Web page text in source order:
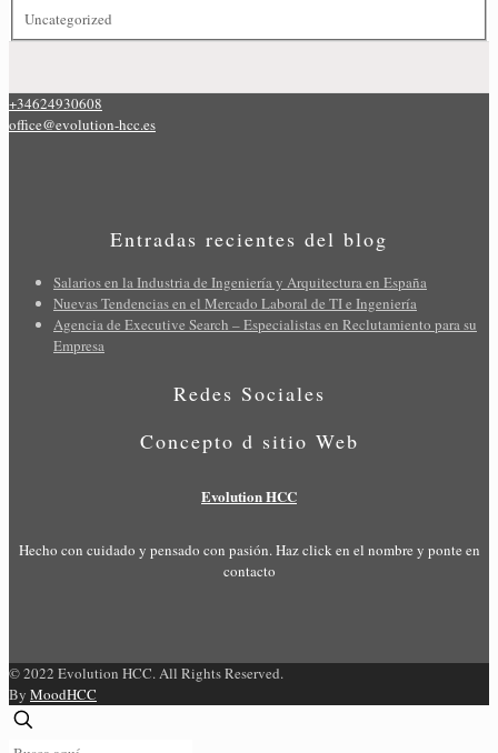
Uncategorized
+34624930608
office@evolution-hcc.es
Entradas recientes del blog
Salarios en la Industria de Ingeniería y Arquitectura en España
Nuevas Tendencias en el Mercado Laboral de TI e Ingeniería
Agencia de Executive Search – Especialistas en Reclutamiento para su
Empresa
Redes Sociales
Concepto d sitio Web
Evolution HCC
Hecho con cuidado y pensado con pasión. Haz click en el nombre y ponte en
contacto
© 2022 Evolution HCC. All Rights Reserved.
By MoodHCC